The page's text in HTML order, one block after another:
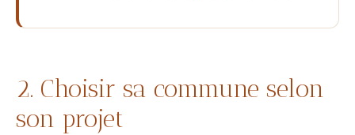
2. Choisir sa commune selon
son projet